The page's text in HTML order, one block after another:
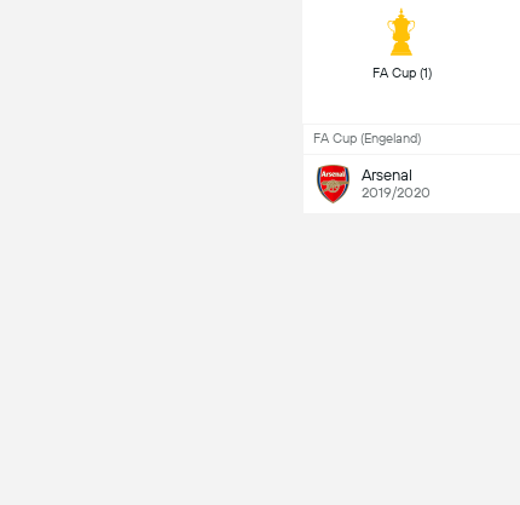
FA Cup (1)
FA Cup (Engeland)
Arsenal
2019/2020